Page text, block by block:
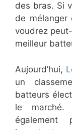
des bras. Si
de mélanger
voudrez
meilleur
Aujourd’hui,
un
batteurs
le marché.
également